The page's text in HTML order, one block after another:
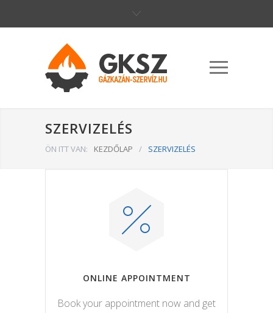
SZERVIZELÉS
ÖN ITT VAN: KEZDŐLAP / SZERVIZELÉS
ONLINE APPOINTMENT
Book your appointment now and get